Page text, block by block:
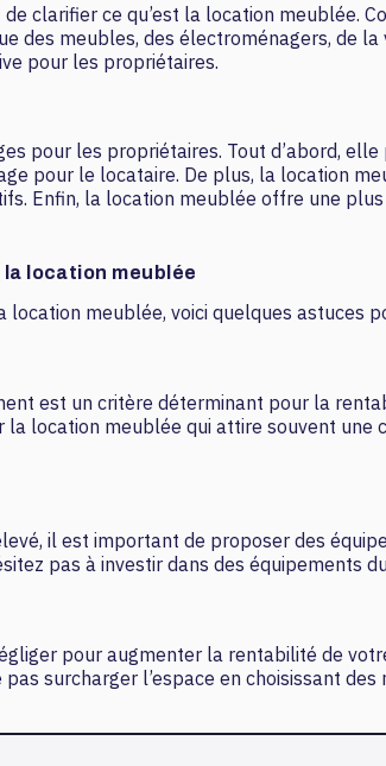
clarifier ce qu’est la location meublée.
des meubles, des électroménagers, de
pour les propriétaires.
pour les propriétaires. Tout d’abord,
pour le locataire. De plus, la location
Enfin, la location meublée offre une
location meublée
meublée, voici quelques astuces
est un critère déterminant pour la
location meublée qui attire souvent
il est important de proposer des
pas à investir dans des équipements
pour augmenter la rentabilité de
surcharger l’espace en choisissant